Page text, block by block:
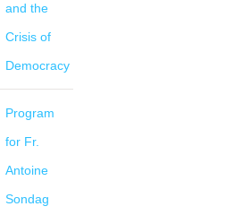
and the
Crisis of
Democracy
Program
for Fr.
Antoine
Sondag